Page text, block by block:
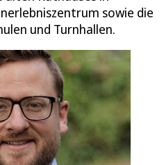
sowie die
und Turnhallen.